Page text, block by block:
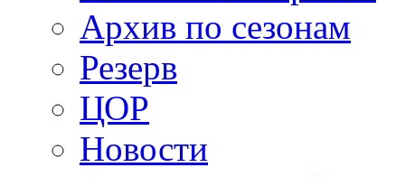
Архив по сезонам
Резерв
ЦОР
Новости